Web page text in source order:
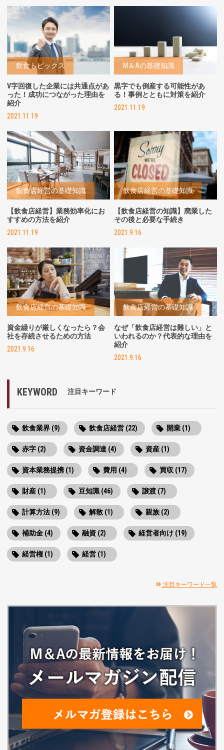
飲食トピックス
V字回復した企業には共通点があ
った！成功につながった理由を
紹介
2021.11.19
M＆Aの基礎知識
黒字でも倒産する可能性があ
る！事例とともに対策を紹介
2021.11.19
飲食店経営の基礎知識
【飲食店経営】業務効率化にお
すすめの方法を紹介
2021.11.19
飲食店経営の基礎知識
【飲食店経営の知識】廃業した
その後と必要な手続き
2021.9.16
飲食店経営の基礎知識
資金繰りが厳しくなったら？会
社を存続させるための方法
2021.9.16
飲食店経営の基礎知識
なぜ「飲食店経営は難しい」と
いわれるのか？代表的な理由を
紹介
2021.9.16
KEYWORD 注目キーワード
飲食業界 (9) 飲食店経営 (22) 開業 (1)
赤字 (2) 資金調達 (4) 資産 (1)
資本業務提携 (1) 費用 (4) 買収 (17)
財産 (1) 豆知識 (46) 譲渡 (7)
計算方法 (9) 解散 (1) 親族 (2)
補助金 (4) 融資 (2) 経営者向け (19)
経営権 (1) 経営 (1)
注目キーワード一覧